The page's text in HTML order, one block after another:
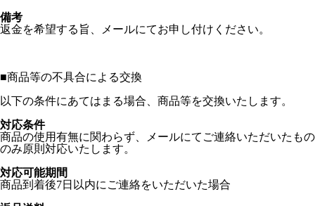
備考
返金を希望する旨、メールにてお申し付けください。
■商品等の不具合による交換
以下の条件にあてはまる場合、商品等を交換いたします。
対応条件
商品の使用有無に関わらず、メールにてご連絡いただいたもの
のみ原則対応いたします。
対応可能期間
商品到着後7日以内にご連絡をいただいた場合